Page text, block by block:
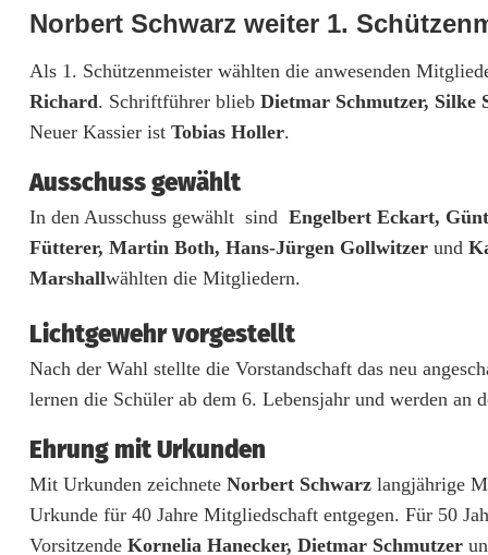
t
S
c
h
w
r
z
e
i
t
Norbert Schwarz weiter 1.
Als 1. Schützenmeister wählten die anwesenden
Richard. Schriftführer blieb Dietmar Schmutzer, Silke
Neuer Kassier ist Tobias Holler.
Ausschuss gewählt
In den Ausschuss gewählt sind Engelbert Eckart,
Fütterer, Martin Both, Hans-Jürgen Gollwitzer und
Marshallwählten die Mitgliedern.
Lichtgewehr vorgestellt
Nach der Wahl stellte die Vorstandschaft das neu
lernen die Schüler ab dem 6. Lebensjahr und werden an
Ehrung mit Urkunden
Mit Urkunden zeichnete Norbert Schwarz langjährige
Urkunde für 40 Jahre Mitgliedschaft entgegen. Für 50
Vorsitzende Kornelia Hanecker, Dietmar Schmutzer